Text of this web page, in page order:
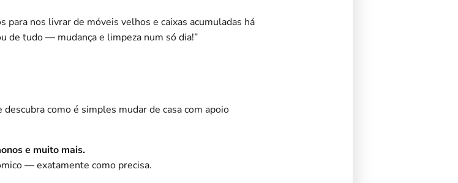
para nos livrar de móveis velhos e caixas acumuladas há
de tudo — mudança e limpeza num só dia!”
descubra como é simples mudar de casa com apoio
e muito mais.
— exatamente como precisa.